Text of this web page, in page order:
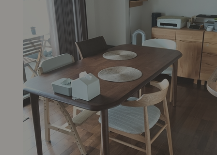
狭いマンションダイニングにも馴染むチェア
sakoo 様 40代 ご夫婦・子ども★★★★☆ 2026年7月 6日
届いて開封した時に前回のペンダントライトを購入した時も
うだったのですが、初めは少しチープとゆうか物足りない感
が…でも悩みに悩んで決めたチェア！日に日に馴染んできて
では自然に存在しています。入居時に買ったチェアがダメに
ってきて買い替えを少しずつしておりまだ揃っていないので
が、次をどれにしようか悩むのが楽しみです。